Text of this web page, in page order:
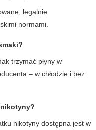
legalnie
normami.
?
trzymać płyny w
– w chłodzie i bez
nikotyny dostępna jest w